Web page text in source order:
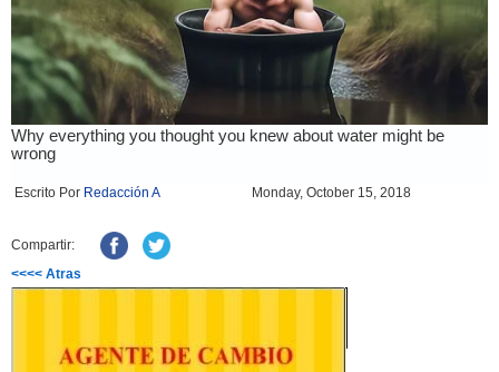
Escrito Por Redacción A Monday, October 15, 2018
Compartir:
<<<< Atras